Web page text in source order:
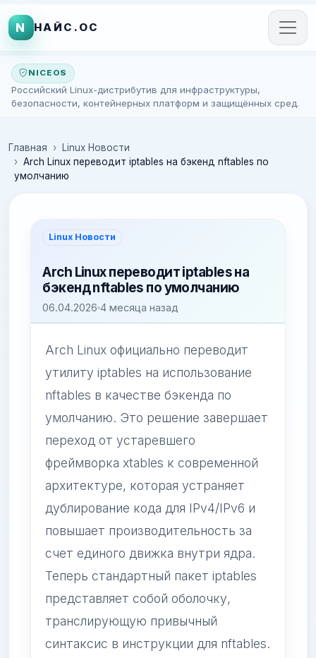
N НАЙС.ОС
NICEOS
Российский Linux-дистрибутив для инфраструктуры,
безопасности, контейнерных платформ и защищённых сред.
Главная
Linux Новости
Arch Linux переводит iptables на бэкенд nftables по
умолчанию
Linux Новости
Arch Linux переводит iptables на
бэкенд nftables по умолчанию
06.04.2026 4 месяца назад
Arch Linux официально переводит
утилиту iptables на использование
nftables в качестве бэкенда по
умолчанию. Это решение завершает
переход от устаревшего
фреймворка xtables к современной
архитектуре, которая устраняет
дублирование кода для IPv4/IPv6 и
повышает производительность за
счет единого движка внутри ядра.
Теперь стандартный пакет iptables
представляет собой оболочку,
транслирующую привычный
синтаксис в инструкции для nftables.